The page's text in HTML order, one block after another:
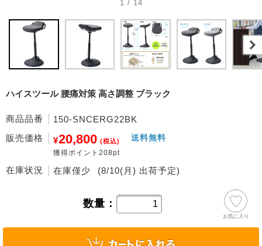
1 / 14
ハイスツール 腰痛対策 高さ調整 ブラック
商品品番
150-SNCERG22BK
販売価格
¥20,800 (税込)
獲得ポイント208pt
送料無料
在庫状況 在庫僅少 (8/10(月) 出荷予定)
数量：
お気に入り